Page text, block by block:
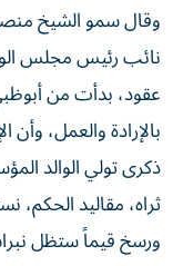
وقال سمو الشيخ
نائب رئيس مجلس
عقود، بدأت من
بالإرادة والعمل،
ذكرى تولي الوالد
ثراه، مقاليد الحكم،
ورسخ قيماً ستظل